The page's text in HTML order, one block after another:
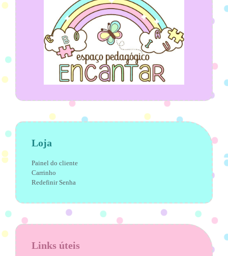
Loja
Painel do cliente
Carrinho
Redefinir Senha
Links úteis